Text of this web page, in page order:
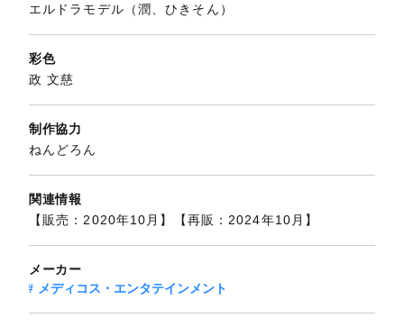
エルドラモデル（潤、ひきそん）
彩色
政 文慈
制作協力
ねんどろん
関連情報
【販売：2020年10月】【再販：2024年10月】
メーカー
メディコス・エンタテインメント